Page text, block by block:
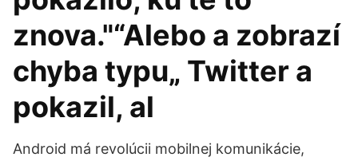
znova."“Alebo a zobrazí
chyba typu„ Twitter a
pokazil, al
Android má revolúcii mobilnej komunikácie,